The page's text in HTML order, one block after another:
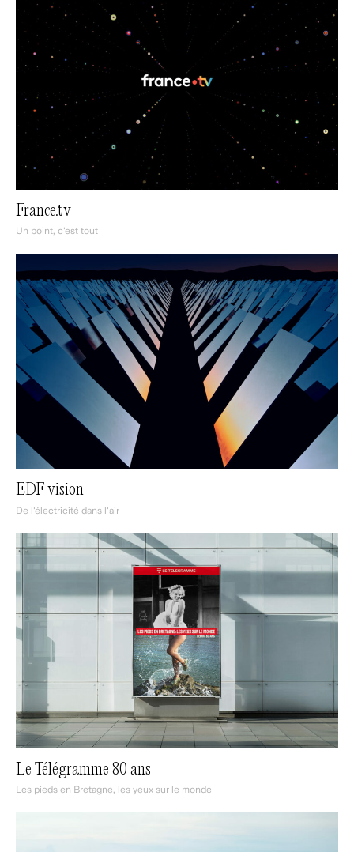
France.tv
Un point, c'est tout
EDF vision
De l'électricité dans l'air
Le Télégramme 80 ans
Les pieds en Bretagne, les yeux sur le monde